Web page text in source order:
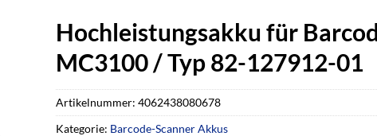
Hochleistungsakku für
MC3100 / Typ 82-127912-01
Artikelnummer:4062438080678
Kategorie: Barcode-Scanner Akkus